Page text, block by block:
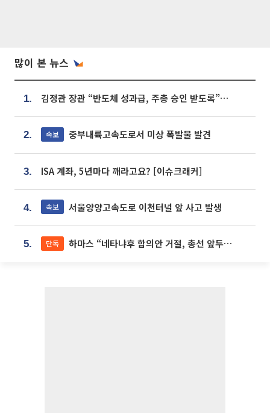
많이 본 뉴스
1. 김정관 장관 “반도체 성과급, 주총 승인 받도록”…상법·자본시장법 개정 시사
2. 속보 중부내륙고속도로서 미상 폭발물 발견
3. ISA 계좌, 5년마다 깨라고요? [이슈크래커]
4. 속보 서울양양고속도로 이천터널 앞 사고 발생
5. 단독 하마스 “네타냐후 합의안 거절, 총선 앞두고 시간 끌기”